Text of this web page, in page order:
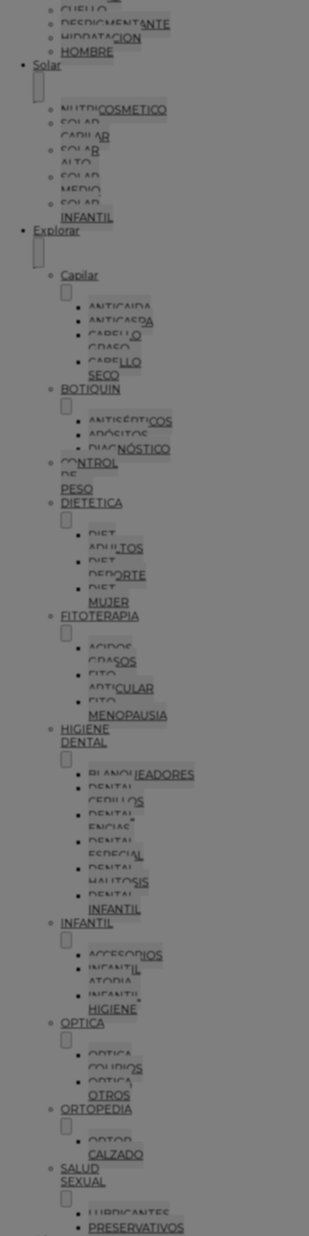
CUELLO
DESPIGMENTANTE
HIDRATACION
HOMBRE
Solar
NUTRICOSMETICO
SOLAR
CAPILAR
SOLAR
ALTO
SOLAR
MEDIO
SOLAR
INFANTIL
Explorar
Capilar
ANTICAIDA
ANTICASPA
CABELLO
GRASO
CABELLO
SECO
BOTIQUIN
ANTISÉPTICOS
APÓSITOS
DIAGNÓSTICO
CONTROL
DE
PESO
DIETETICA
DIET
ADULTOS
DIET
DEPORTE
DIET
MUJER
FITOTERAPIA
ACIDOS
GRASOS
FITO
ARTICULAR
FITO
MENOPAUSIA
HIGIENE
DENTAL
BLANQUEADORES
DENTAL
CEPILLOS
DENTAL
ENCIAS
DENTAL
ESPECIAL
DENTAL
HALITOSIS
DENTAL
INFANTIL
INFANTIL
ACCESORIOS
INFANTIL
ATOPIA
INFANTIL
HIGIENE
OPTICA
OPTICA
COLIRIOS
OPTICA
OTROS
ORTOPEDIA
ORTOP
CALZADO
SALUD
SEXUAL
LUBRICANTES
PRESERVATIVOS